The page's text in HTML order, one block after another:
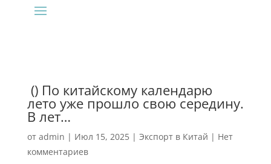
‍‍ () По китайскому календарю
лето уже прошло свою середину.
В лет…
от admin | Июл 15, 2025| Экспорт в Китай | Нет
комментариев